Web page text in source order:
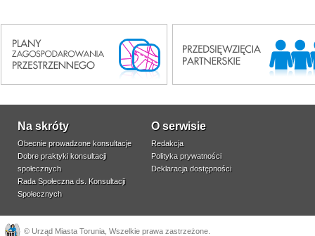
Na skróty
Obecnie prowadzone konsultacje
Dobre praktyki konsultacji
społecznych
Rada Społeczna ds. Konsultacji
Społecznych
O serwisie
Redakcja
Polityka prywatności
Deklaracja dostępności
© Urząd Miasta Torunia , Wszelkie prawa zastrzeżone.